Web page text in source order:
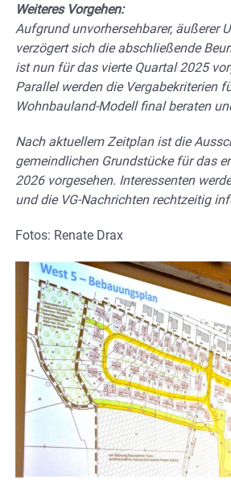
Weiteres Vorgehen:
Aufgrund unvorhersehbarer, äußerer
verzögert sich die abschließende
ist nun für das vierte Quartal 2025
Parallel werden die Vergabekriterien
Wohnbauland-Modell final beraten
Nach aktuellem Zeitplan ist die
gemeindlichen Grundstücke für das
2026 vorgesehen. Interessenten
und die VG-Nachrichten rechtzeitig
Fotos: Renate Drax